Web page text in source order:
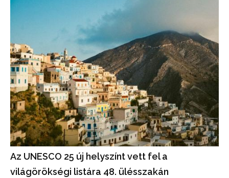
Az UNESCO 25 új helyszínt vett fel a
világörökségi listára 48. ülésszakán